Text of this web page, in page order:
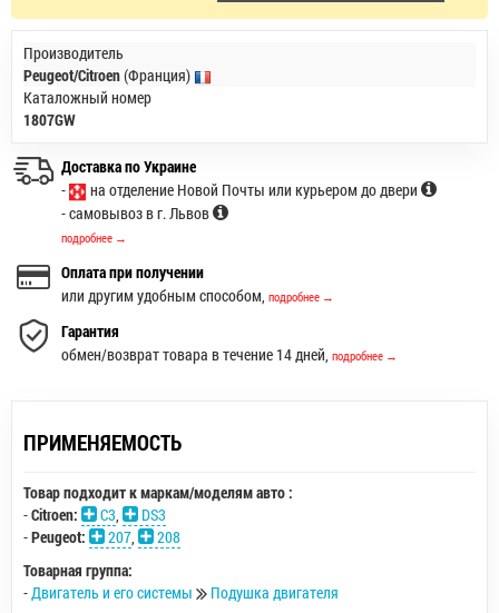
Производитель
Peugeot/Citroen(Франция)
Каталожный номер
1807GW
Доставка по Украине
-
на отделение Новой Почты или курьером до двери
- самовывоз в г. Львов
подробнее →
Оплата при получении
или другим удобным способом, подробнее →
Гарантия
обмен/возврат товара в течение 14 дней, подробнее →
ПРИМЕНЯЕМОСТЬ
Товар подходит к маркам/моделям авто :
-Citroen: C3,
DS3
-Peugeot: 207,
208
Товарная группа:
-Двигатель и его системы Подушка двигателя